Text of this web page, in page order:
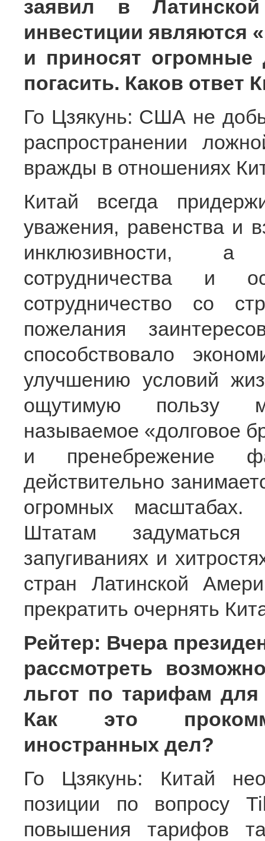
заявил в
инвестиции являются
и приносят огромные
погасить. Каков ответ
Го Цзякунь: США не
распространении
вражды в отношениях
Китай всегда
уважения, равенства и
инклюзивности, а
сотрудничества и
сотрудничество со
пожелания
способствовало
улучшению условий
ощутимую пользу
называемое «долговое
и пренебрежение
действительно
огромных
Штатам
запугиваниях и
стран Латинской
прекратить очернять
Рейтер: Вчера
рассмотреть
льгот по тарифам для
Как это
иностранных дел?
Го Цзякунь: Китай
позиции по вопросу
повышения тарифов